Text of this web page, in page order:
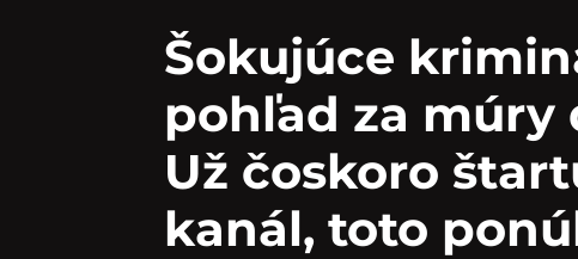
Šokujúce
pohľad za múry
Už čoskoro
kanál, toto